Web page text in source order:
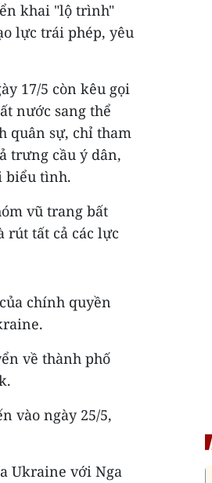
khai "lộ trình"
lực trái phép, yêu
17/5 còn kêu gọi
nước sang thể
quân sự, chỉ tham
trưng cầu ý dân,
biểu tình.
vũ trang bất
rút tất cả các lực
chính quyền
về thành phố
vào ngày 25/5,
Ukraine với Nga